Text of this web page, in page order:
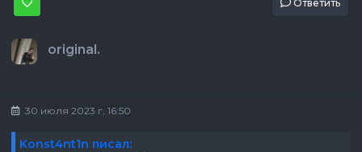
Ответить
original.
30 июля 2023 г, 16:50
Konst4nt1n писал: